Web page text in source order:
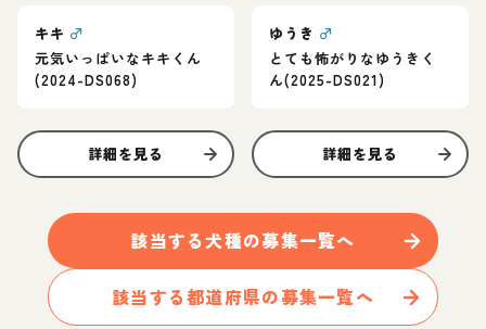
キキ ♂
元気いっぱいなキキくん
(2024-DS068)
詳細を見る
ゆうき ♂
とても怖がりなゆうきく
ん(2025-DS021)
詳細を見る
該当する犬種の募集一覧へ
該当する都道府県の募集一覧へ